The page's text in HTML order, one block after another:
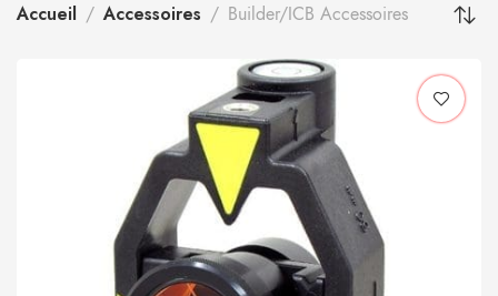
Accueil Accessoires Builder/ICB Accessoires